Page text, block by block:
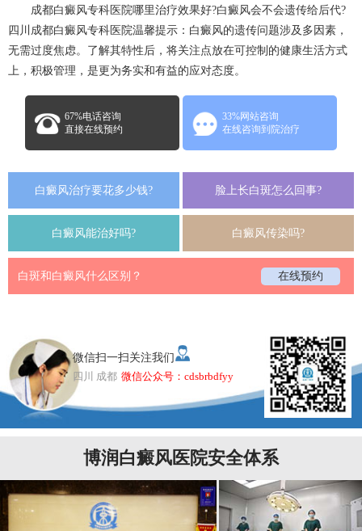
成都白癜风专科医院哪里治疗效果好?白癜风会不会遗传给后代?
四川成都白癜风专科医院温馨提示：白癜风的遗传问题涉及多因素，
无需过度焦虑。了解其特性后，将关注点放在可控制的健康生活方式
上，积极管理，是更为务实和有益的应对态度。
67%电话咨询
直接在线预约
33%网站咨询
在线咨询到院治疗
白癜风治疗要花多少钱? 脸上长白斑怎么回事?
白癜风能治好吗? 白癜风传染吗?
白斑和白癜风什么区别？ 在线预约
微信扫一扫关注我们
四川 成都 微信公众号：cdsbrbdfyy
博润白癜风医院安全体系